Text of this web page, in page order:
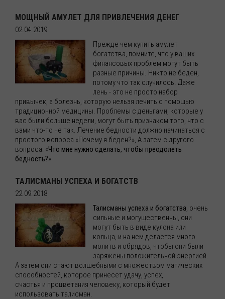
МОЩНЫЙ АМУЛЕТ ДЛЯ ПРИВЛЕЧЕНИЯ ДЕНЕГ
02.04.2019
Прежде чем купить амулет
богатства, помните, что у ваших
финансовых проблем могут быть
разные причины. Никто не беден,
потому что так случилось. Даже
лень - это не просто набор
привычек, а болезнь, которую нельзя лечить с помощью
традиционной медицины. Проблемы с деньгами, которые у
вас были больше недели, могут быть признаком того, что с
вами что-то не так. Лечение бедности должно начинаться с
простого вопроса «Почему я беден?», А затем с другого
вопроса: «Что мне нужно сделать, чтобы преодолеть
бедность?»
ТАЛИСМАНЫ УСПЕХА И БОГАТСТВ
22.09.2018
Талисманы успеха и богатства, очень
сильные и могущественны, они
могут быть в виде кулона или
кольца, и на нем делается много
молитв и обрядов, чтобы они были
заряжены положительной энергией.
А затем они стают волшебными с множеством магических
способностей, которое принесет удачу, успех,
счастья и процветания человеку, который будет
использовать талисман.